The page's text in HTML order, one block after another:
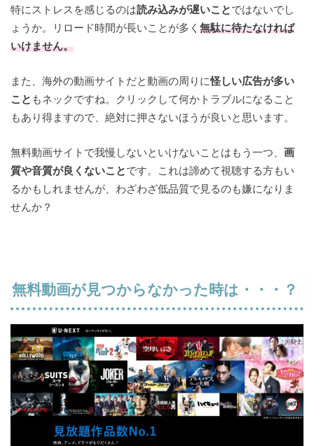
特にストレスを感じるのは読み込みが遅いことではないでし
ょうか。リロード時間が長いことが多く 無駄に待たなければ
いけません。
また、海外の動画サイトだと動画の周りに怪しい広告が多い
こと もネックですね。クリックして何かトラブルになること
もあり得ますので、絶対に押さないほうが良いと思います。
無料動画サイトで我慢しないといけないことはもう一つ、 画
質や音質が良くないことです。これは諦めて視聴する方もい
るかもしれませんが、わざわざ低品質で見るのも嫌になりま
せんか？
無料動画が見つからなかった時は・・・？